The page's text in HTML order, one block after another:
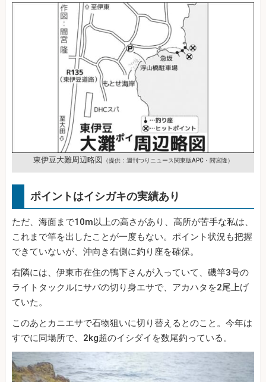
東伊豆大難周辺略図 （提供：週刊つりニュース関東版APC・間宮隆）
ポイントはイシガキの実績あり
ただ、海面まで10m以上の高さがあり、高所が苦手な私は、
これまで竿を出したことが一度もない。ポイント状況も把握
できていないが、沖向き右側に釣り座を確保。
右隣には、伊東市在住の鴨下さんが入っていて、磯竿3号の
ライトタックルにサバの切り身エサで、アカハタを2尾上げ
ていた。
このあとカニエサで石物狙いに切り替えるとのこと。今年は
すでに同場所で、2kg超のイシダイを数尾釣っている。